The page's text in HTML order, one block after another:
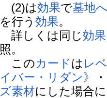
(2)は効果で墓地
を行う効果。
詳しくは同じ効果
照。
このカードは レ
イバー・リダン》
・
ズ素材にした場合